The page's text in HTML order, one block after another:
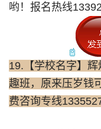
哟！报名热线
19.【学校名字】
趣班，原来压岁钱
费咨询专线